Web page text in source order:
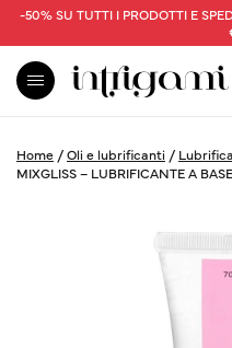
-50% SU TUTTI I PRODOTTI E
Home /Oli e lubrificanti /
MIXGLISS – LUBRIFICANTE A